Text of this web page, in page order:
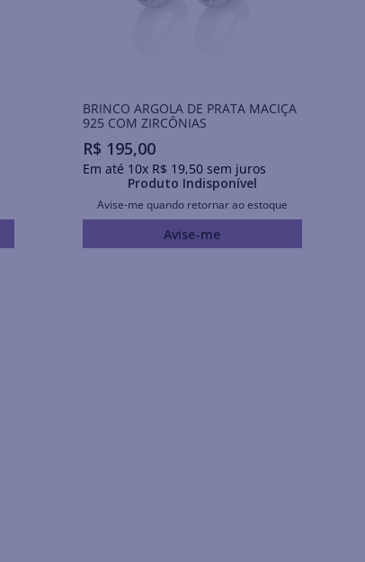
BRINCO ARGOLA DE PRATA MACIÇA
925 COM ZIRCÔNIAS
R$ 195,00
Em até 10x R$ 19,50sem juros
Produto Indisponível
Avise-me quando retornar ao estoque
Avise-me